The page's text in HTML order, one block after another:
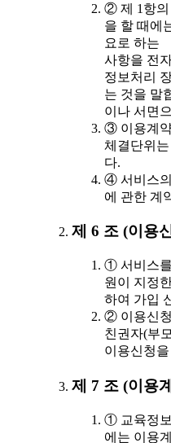
② 제 1항의
을 할 때에
요로 하는
사항을 전
정보처리
는 것을 말
이나 서면
③ 이용계
체결단위
다.
④ 서비스
에 관한 계
제 6 조 (이용
① 서비스
원이 지정
하여 가입
② 이용신
친권자(부
이용신청
제 7 조 (이용
① 교육정
에는 이용